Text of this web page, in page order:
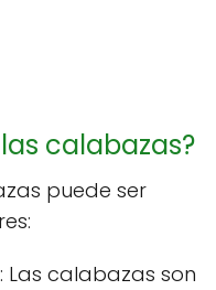
calabazas?
puede ser
: Las calabazas son